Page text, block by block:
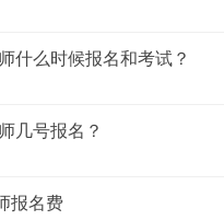
什么时候报名和考试？
几号报名？
报名费